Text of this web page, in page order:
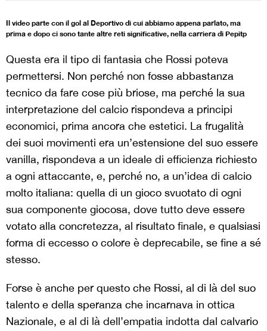
Il video parte con il gol al Deportivo di cui abbiamo appena parlato, ma
prima e dopo ci sono tante altre reti significative, nella carriera di Pepitp
Questa era il tipo di fantasia che Rossi poteva
permettersi. Non perché non fosse abbastanza
tecnico da fare cose più briose, ma perché la sua
interpretazione del calcio rispondeva a principi
economici, prima ancora che estetici. La frugalità
dei suoi movimenti era un’estensione del suo essere
vanilla, rispondeva a un ideale di efficienza richiesto
a ogni attaccante, e, perché no, a un’idea di calcio
molto italiana: quella di un gioco svuotato di ogni
sua componente giocosa, dove tutto deve essere
votato alla concretezza, al risultato finale, e qualsiasi
forma di eccesso o colore è deprecabile, se fine a sé
stesso.
Forse è anche per questo che Rossi, al di là del suo
talento e della speranza che incarnava in ottica
Nazionale, e al di là dell’empatia indotta dal calvario